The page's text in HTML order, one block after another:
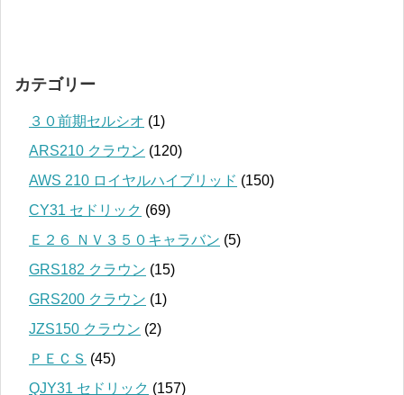
カテゴリー
３０前期セルシオ (1)
ARS210 クラウン (120)
AWS 210 ロイヤルハイブリッド (150)
CY31 セドリック (69)
Ｅ２６ ＮＶ３５０キャラバン (5)
GRS182 クラウン (15)
GRS200 クラウン (1)
JZS150 クラウン (2)
ＰＥＣＳ (45)
QJY31 セドリック (157)